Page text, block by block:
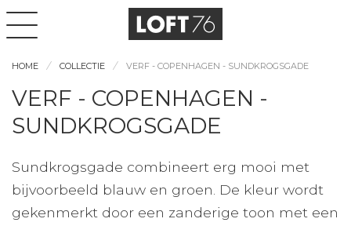
HOME COLLECTIE VERF - COPENHAGEN - SUNDKROGSGADE
VERF - COPENHAGEN -
SUNDKROGSGADE
Sundkrogsgade combineert erg mooi met
bijvoorbeeld blauw en groen. De kleur wordt
gekenmerkt door een zanderige toon met een